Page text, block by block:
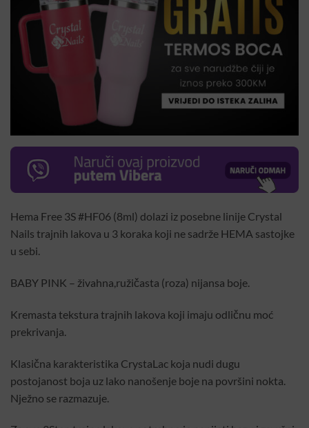
Hema Free 3S #HF06 (8ml) dolazi iz posebne linije Crystal
Nails trajnih lakova u 3 koraka koji ne sadrže HEMA sastojke
u sebi.
BABY PINK – živahna,ružičasta (roza) nijansa boje.
Kremasta tekstura trajnih lakova koji imaju odličnu moć
prekrivanja.
Klasična karakteristika CrystaLac koja nudi dugu
postojanost boja uz lako nanošenje boje na površini nokta.
Nježno se razmazuje.